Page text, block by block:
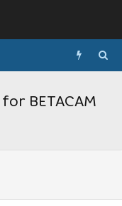
BETACAM